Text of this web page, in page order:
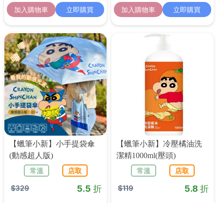
加入購物車 立即購買 加入購物車 立即購買
【蠟筆小新】小手提袋傘
(動感超人版)
常溫
店取
$329 5.5 折
【蠟筆小新】冷壓橘油洗
潔精1000ml(壓頭)
常溫
店取
$119 5.8 折